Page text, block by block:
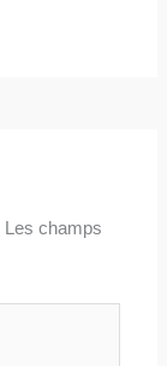
Les champs